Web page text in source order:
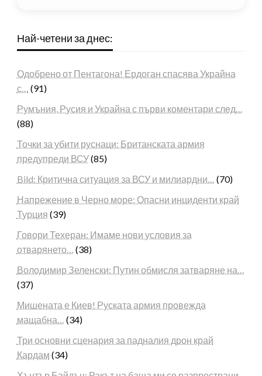
Най-четени за днес:
Одобрено от Пентагона! Ердоган спасява Украйна
с…
(91)
Румъния, Русия и Украйна с първи коментари след…
(88)
Точки за убити руснаци: Британската армия
предупреди ВСУ(85)
Bild: Критична ситуация за ВСУ и милиардни…
(70)
Напрежение в Черно море: Опасни инциденти край
Турция (39)
Говори Техеран: Имаме нови условия за
отварянето…
(38)
Володимир Зеленски: Путин обмисля затваряне на…
(37)
Мишената е Киев! Руската армия провежда
мащабна…
(34)
Три основни сценария за падналия дрон край
Кардам (34)